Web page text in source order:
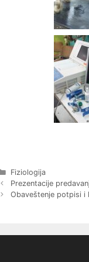
Categories
Fiziologija
Post
navigation
Prezentacije
Obaveštenje potpisi i